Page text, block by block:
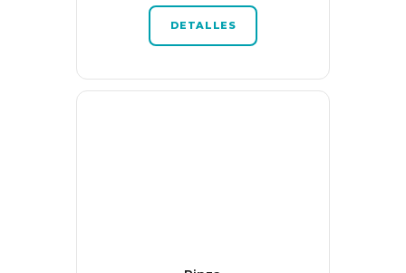
DETALLES